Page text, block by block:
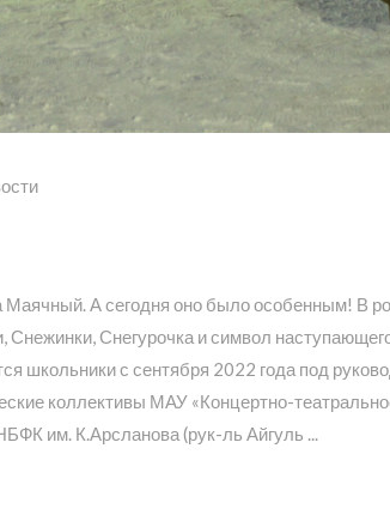
А сегодня оно было особенным! В
Снегурочка и символ
школьники с сентября 2022 года под
коллективы МАУ «Концертно-
им. К.Арсланова (рук-ль Айгуль